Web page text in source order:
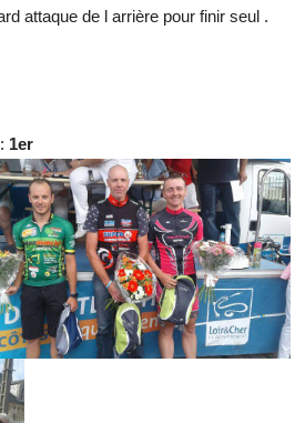
attaque de l arrière pour finir seul .
: 1er